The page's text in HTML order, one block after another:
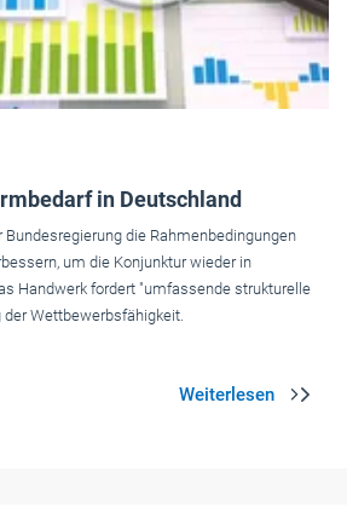
in Deutschland
Bundesregierung die Rahmenbedingungen
um die Konjunktur wieder in
Handwerk fordert "umfassende strukturelle
der Wettbewerbsfähigkeit.